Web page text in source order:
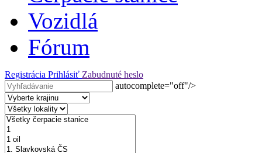
Vozidlá
Fórum
Registrácia Prihlásiť Zabudnuté heslo
autocomplete="off"/>